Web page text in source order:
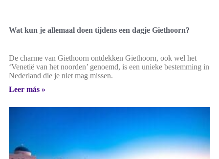
Wat kun je allemaal doen tijdens een dagje Giethoorn?
De charme van Giethoorn ontdekken Giethoorn, ook wel het
‘Venetië van het noorden’ genoemd, is een unieke bestemming in
Nederland die je niet mag missen.
Leer más »